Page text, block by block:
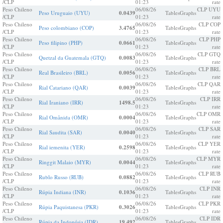
/CLP 01:23
rate
Peso Chileno
/CLP
Peso Uruguaio (UYU) 0.043906/08/26
01:23
TablesGraphsCLP UYU
rate
Peso Chileno
/CLP
Peso colombiano (COP) 3.476506/08/26
01:23
TablesGraphs CLP COP
rate
Peso Chileno
/CLP
Peso filipino (PHP) 0.066106/08/26
01:23
TablesGraphs CLP PHP
rate
Peso Chileno
/CLP
Quetzal da Guatemala (GTQ) 0.008306/08/26
01:23
TablesGraphs CLP GTQ
rate
Peso Chileno
/CLP
Real Brasileiro (BRL) 0.005606/08/26
01:23
TablesGraphs CLP BRL
rate
Peso Chileno
/CLP
Rial Catariano (QAR) 0.003906/08/26
01:23
TablesGraphs CLP QAR
rate
Peso Chileno
/CLP
Rial Iraniano (IRR) 1498.506/08/26
01:23
TablesGraphs CLP IRR
rate
Peso Chileno
/CLP
Rial Omânida (OMR) 0.000406/08/26
01:23
TablesGraphsCLP OMR
rate
Peso Chileno
/CLP
Rial Saudita (SAR) 0.004006/08/26
01:23
TablesGraphs CLP SAR
rate
Peso Chileno
/CLP
Rial iemenita (YER) 0.259806/08/26
01:23
TablesGraphs CLP YER
rate
Peso Chileno
/CLP
Ringgit Malaio (MYR) 0.004406/08/26
01:23
TablesGraphsCLP MYR
rate
Peso Chileno
/CLP
Rublo Russo (RUB) 0.088206/08/26
01:23
TablesGraphs CLP RUB
rate
Peso Chileno
/CLP
Rúpia Indiana (INR) 0.103606/08/26
01:23
TablesGraphs CLP INR
rate
Peso Chileno
/CLP
Rúpia Paquistanesa (PKR) 0.302606/08/26
01:23
TablesGraphs CLP PKR
rate
Peso Chileno
06/08/26
CLP IDR